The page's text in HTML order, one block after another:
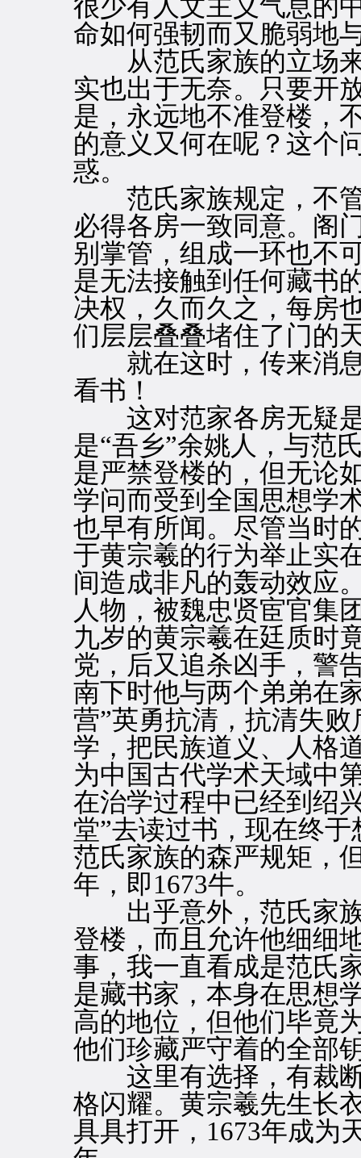
很少有人文主义气息的
命如何强韧而又脆弱地
从范氏家族的立场来
实也出于无奈。只要开
是，永远地不准登楼，
的意义又何在呢？这个
惑。
范氏家族规定，不管
必得各房一致同意。阁
别掌管，组成一环也不
是无法接触到任何藏书
决权，久而久之，每房
们层层叠叠堵住了门的
就在这时，传来消息
看书！
这对范家各房无疑是
是“吾乡”余姚人，与范
是严禁登楼的，但无论
学问而受到全国思想学
也早有所闻。尽管当时
于黄宗羲的行为举止实
间造成非凡的轰动效应
人物，被魏忠贤宦官集
九岁的黄宗羲在廷质时
党，后又追杀凶手，警
南下时他与两个弟弟在
营”英勇抗清，抗清失
学，把民族道义、人格
为中国古代学术天域中
在治学过程中已经到绍
堂”去读过书，现在终
范氏家族的森严规矩，
年，即1673牛。
出乎意外，范氏家族
登楼，而且允许他细细
事，我一直看成是范氏
是藏书家，本身在思想
高的地位，但他们毕竟
他们珍藏严守着的全部
这里有选择，有裁断
格闪耀。黄宗羲先生长
具具打开，1673年成为